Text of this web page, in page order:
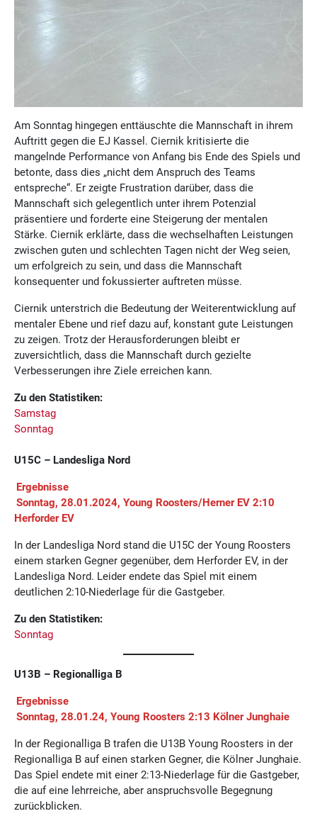
Am Sonntag hingegen enttäuschte die Mannschaft in ihrem
Auftritt gegen die EJ Kassel. Ciernik kritisierte die
mangelnde Performance von Anfang bis Ende des Spiels und
betonte, dass dies „nicht dem Anspruch des Teams
entspreche“. Er zeigte Frustration darüber, dass die
Mannschaft sich gelegentlich unter ihrem Potenzial
präsentiere und forderte eine Steigerung der mentalen
Stärke. Ciernik erklärte, dass die wechselhaften Leistungen
zwischen guten und schlechten Tagen nicht der Weg seien,
um erfolgreich zu sein, und dass die Mannschaft
konsequenter und fokussierter auftreten müsse.
Ciernik unterstrich die Bedeutung der Weiterentwicklung auf
mentaler Ebene und rief dazu auf, konstant gute Leistungen
zu zeigen. Trotz der Herausforderungen bleibt er
zuversichtlich, dass die Mannschaft durch gezielte
Verbesserungen ihre Ziele erreichen kann.
Zu den Statistiken:
Samstag
Sonntag
U15C – Landesliga Nord
Ergebnisse
Sonntag, 28.01.2024, Young Roosters/Herner EV 2:10
Herforder EV
In der Landesliga Nord stand die U15C der Young Roosters
einem starken Gegner gegenüber, dem Herforder EV, in der
Landesliga Nord. Leider endete das Spiel mit einem
deutlichen 2:10-Niederlage für die Gastgeber.
Zu den Statistiken:
Sonntag
U13B – Regionalliga B
Ergebnisse
Sonntag, 28.01.24, Young Roosters 2:13 Kölner Junghaie
In der Regionalliga B trafen die U13B Young Roosters in der
Regionalliga B auf einen starken Gegner, die Kölner Junghaie.
Das Spiel endete mit einer 2:13-Niederlage für die Gastgeber,
die auf eine lehrreiche, aber anspruchsvolle Begegnung
zurückblicken.